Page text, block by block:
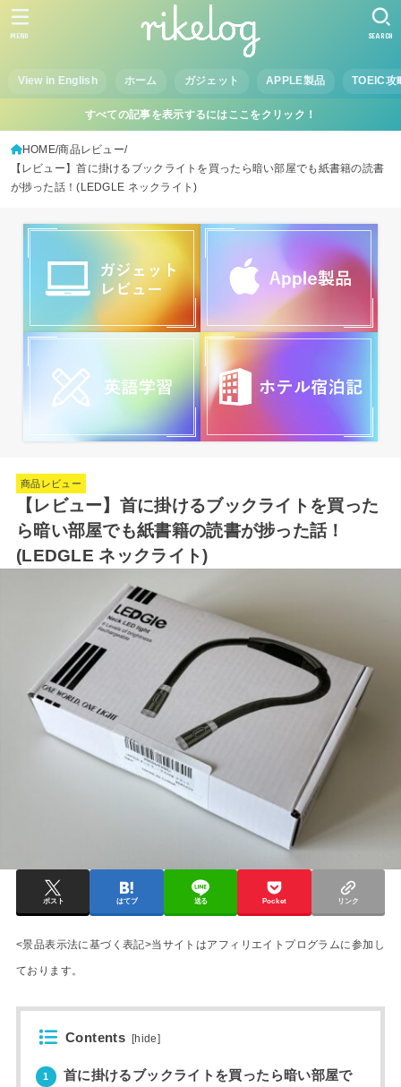
View in English ホーム ガジェット APPLE製品 TOEIC攻
SEARCH
MENU
すべての記事を表示するにはここをクリック！
HOME 商品レビュー
【レビュー】首に掛けるブックライトを買ったら暗い部屋でも紙書籍の読書
が捗った話！(LEDGLE ネックライト)
商品レビュー
【レビュー】首に掛けるブックライトを買った
ら暗い部屋でも紙書籍の読書が捗った話！
(LEDGLE ネックライト)
ポスト はてブ 送る Pocket リンク
<景品表示法に基づく表記>当サイトはアフィリエイトプログラムに参加し
ております。
Contents [hide]
1
首に掛けるブックライトを買ったら暗い部屋で